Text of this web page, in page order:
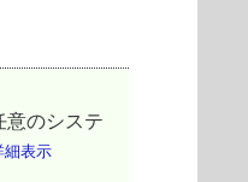
意のシステ
細表示